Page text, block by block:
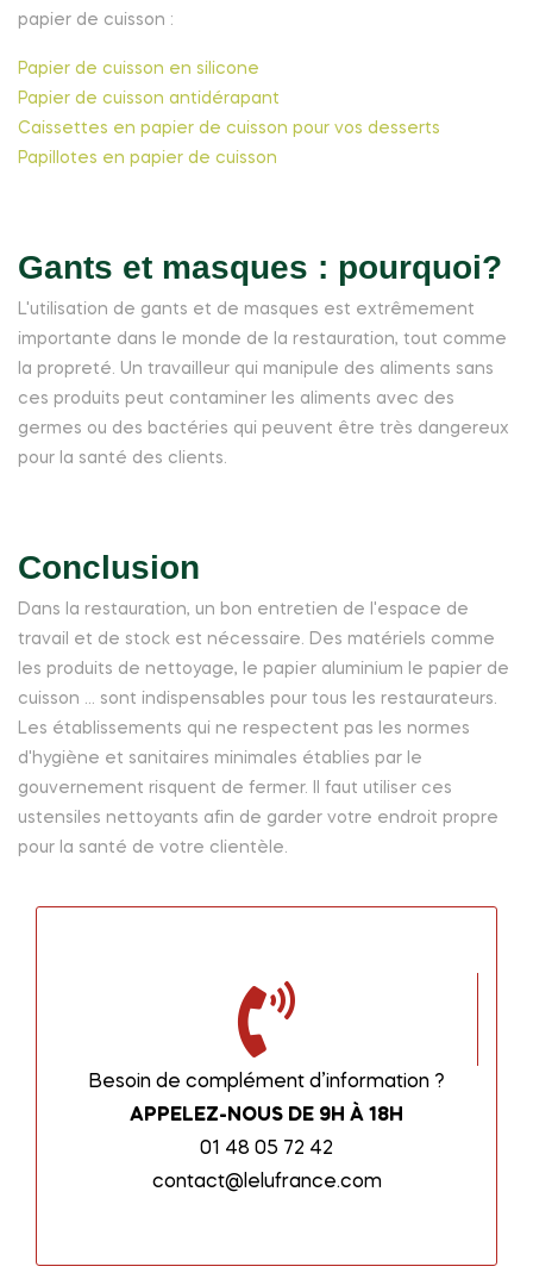
papier de cuisson :
Papier de cuisson en silicone
Papier de cuisson antidérapant
Caissettes en papier de cuisson pour vos desserts
Papillotes en papier de cuisson
Gants et masques : pourquoi?
L'utilisation de gants et de masques est extrêmement
importante dans le monde de la restauration, tout comme
la propreté. Un travailleur qui manipule des aliments sans
ces produits peut contaminer les aliments avec des
germes ou des bactéries qui peuvent être très dangereux
pour la santé des clients.
Conclusion
Dans la restauration, un bon entretien de l'espace de
travail et de stock est nécessaire. Des matériels comme
les produits de nettoyage, le papier aluminium le papier de
cuisson ... sont indispensables pour tous les restaurateurs.
Les établissements qui ne respectent pas les normes
d'hygiène et sanitaires minimales établies par le
gouvernement risquent de fermer. Il faut utiliser ces
ustensiles nettoyants afin de garder votre endroit propre
pour la santé de votre clientèle.
Besoin de complément d’information ?
APPELEZ-NOUS DE 9H À 18H
01 48 05 72 42
contact@lelufrance.com